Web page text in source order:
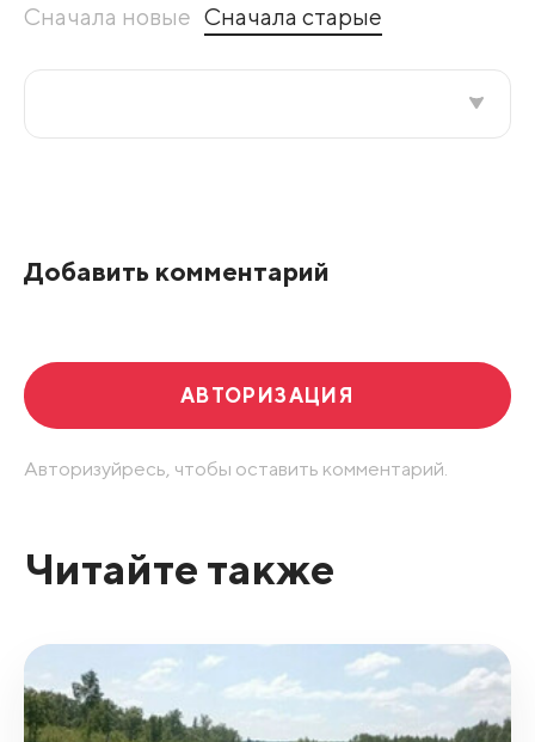
Сначала новые Сначала старые
Добавить комментарий
АВТОРИЗАЦИЯ
Авторизуйресь, чтобы оставить комментарий.
Читайте также